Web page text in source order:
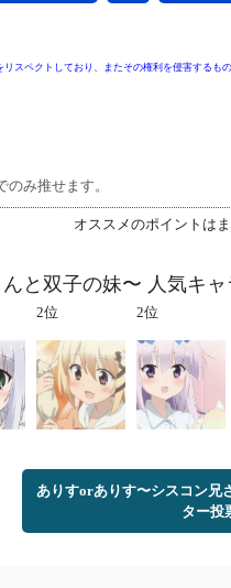
スペクトしており、またその権利を侵害するも
み推せます。
オススメのポイントは
と双子の妹〜 人気キ
2位 2位
ありすorありす〜シスコン兄
ター投